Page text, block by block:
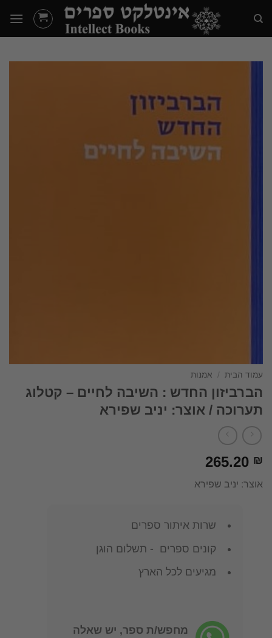
content
עמוד הבית / אמנות
הברביזון החדש : השיבה לחיים – קטלוג
תערוכה / אוצר: יניב שפירא
265.20 ₪
אוצר: יניב שפירא
שרות איתור ספרים
קונים ספרים - תשלום הוגן
מגיעים לכל הארץ
מחפש/ת ספר, יש שאלה